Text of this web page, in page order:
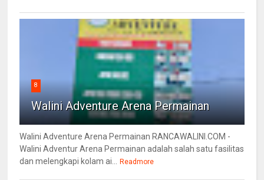
8
Walini Adventure Arena Permainan
Walini Adventure Arena Permainan RANCAWALINI.COM -
Walini Adventur Arena Permainan adalah salah satu fasilitas
dan melengkapi kolam ai...
Readmore